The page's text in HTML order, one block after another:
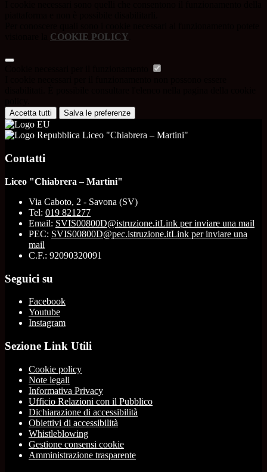
COOKIE POLICY
Accetta tutti Salva le preferenze
Liceo "Chiabrera – Martini"
Contatti
Liceo "Chiabrera – Martini"
Via Caboto, 2 - Savona (SV)
Tel: 019 821277
Email: SVIS00800D@istruzione.itLink per inviare una mail
PEC: SVIS00800D@pec.istruzione.itLink per inviare una
mail
C.F.: 92090320091
Seguici su
Facebook
Youtube
Instagram
Sezione Link Utili
Cookie policy
Note legali
Informativa Privacy
Ufficio Relazioni con il Pubblico
Dichiarazione di accessibilità
Obiettivi di accessibilità
Whistleblowing
Gestione consensi cookie
Amministrazione trasparente